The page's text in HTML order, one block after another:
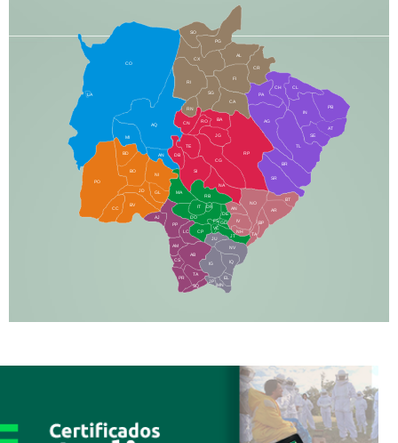
CO
AQ
MI
AN
CX
RI
AL
CR
FI
SG
BA
CA
PA
CH CL
PB
SE
TL
AG
BR
SR
BT
AR
RP
RO
JG
CG
SI
NA
TA
NH
JT
RB
MA
IT
DR
DO
CP
JU
NV
IQ
EL
BD
BO
NI
JD
PO
BV
CC
PP
AJ
LC
AM
AB
JP
DB
TE
CS
PR
TA
SQ
IG
MN
IN
NO
BP
RN
CN
GL
AN
IV
FS
VC
GD
DE
AT
PG
SO
LA